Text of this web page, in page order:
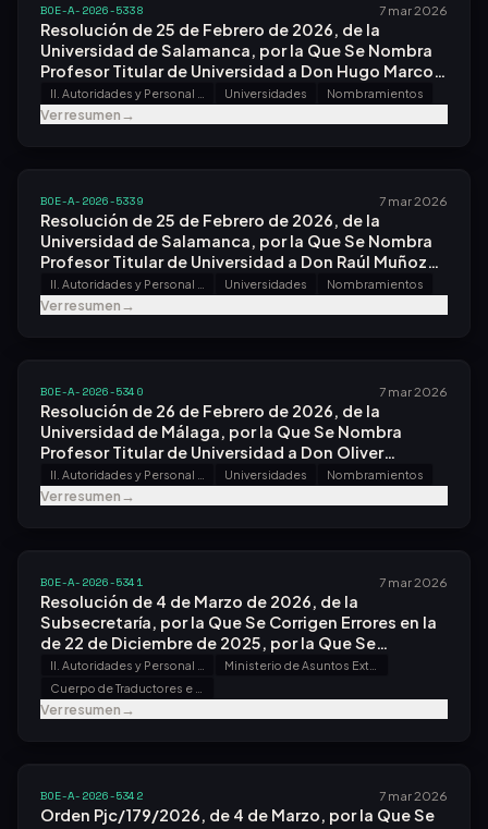
BOE-A-2026-5338 7 mar 2026
Resolución de 25 de Febrero de 2026, de la
Universidad de Salamanca, por la Que Se Nombra
Profesor Titular de Universidad a Don Hugo Marcos
Marné.
Universidades Nombramientos
Ver resumen→
BOE-A-2026-5339 7 mar 2026
Resolución de 25 de Febrero de 2026, de la
Universidad de Salamanca, por la Que Se Nombra
Profesor Titular de Universidad a Don Raúl Muñoz
Sánchez.
Universidades Nombramientos
Ver resumen→
BOE-A-2026-5340 7 mar 2026
Resolución de 26 de Febrero de 2026, de la
Universidad de Málaga, por la Que Se Nombra
Profesor Titular de Universidad a Don Oliver
Gutiérrez Hernández.
Universidades Nombramientos
Ver resumen→
BOE-A-2026-5341 7 mar 2026
Resolución de 4 de Marzo de 2026, de la
Subsecretaría, por la Que Se Corrigen Errores en la
de 22 de Diciembre de 2025, por la Que Se
Convoca Proceso Selectivo para Ingreso, por el
Sistema General de Acceso Libre, en el Cuerpo de
Traductores e Intérpretes del Estado.
Ver resumen→
BOE-A-2026-5342 7 mar 2026
Orden Pjc/179/2026, de 4 de Marzo, por la Que Se